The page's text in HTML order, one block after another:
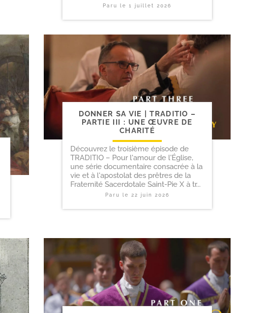
Paru le 1 juillet 2026
DONNER SA VIE | TRADITIO –
PARTIE III : UNE ŒUVRE DE
CHARITÉ
Découvrez le troisième épisode de
TRADITIO – Pour l'amour de l'Église,
une série documentaire consacrée à la
vie et à l'apostolat des prêtres de la
Fraternité Sacerdotale Saint-Pie X à tr...
Paru le 22 juin 2026